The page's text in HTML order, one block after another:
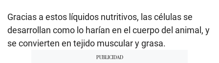
Gracias a estos líquidos nutritivos, las células se
desarrollan como lo harían en el cuerpo del animal, y
se convierten en tejido muscular y grasa.